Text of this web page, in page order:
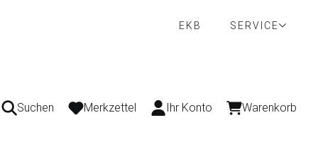
EKB SERVICE
Suchen Merkzettel Ihr Konto Warenkorb